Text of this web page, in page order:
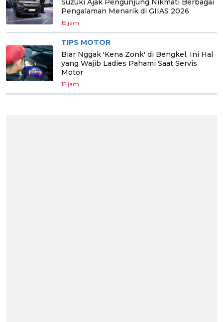
Suzuki Ajak Pengunjung Nikmati Berbagai
Pengalaman Menarik di GIIAS 2026
15 jam
TIPS MOTOR
Biar Nggak 'Kena Zonk' di Bengkel, Ini Hal
yang Wajib Ladies Pahami Saat Servis
Motor
15 jam